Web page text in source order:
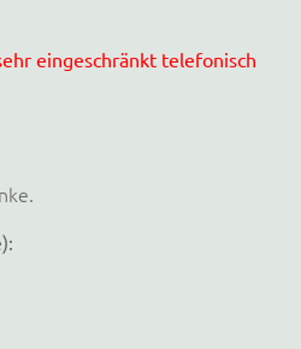
eingeschränkt telefonisch